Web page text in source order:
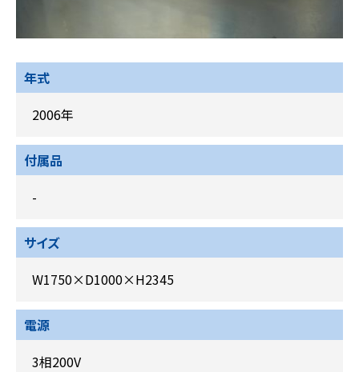
年式
2006年
付属品
-
サイズ
W1750×D1000×H2345
電源
3相200V